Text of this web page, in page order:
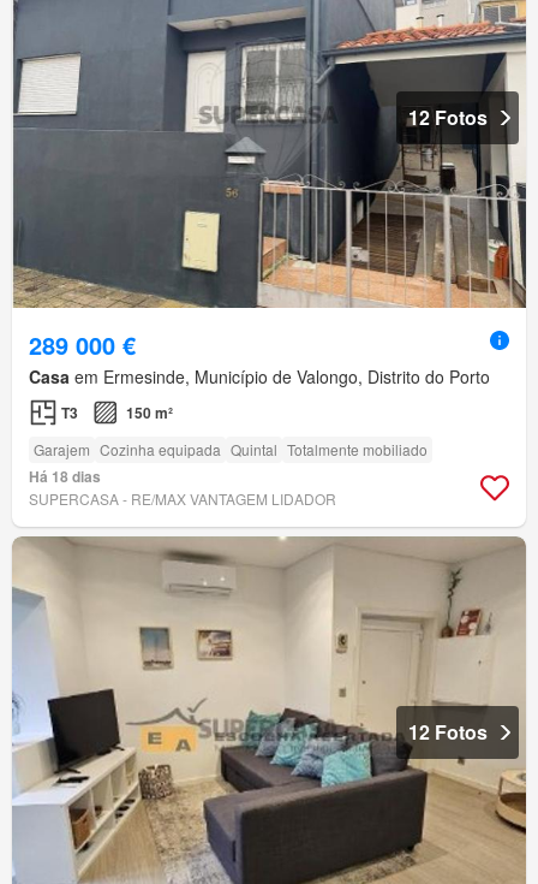
12 Fotos
289 000 €
Casa em Ermesinde, Município de Valongo, Distrito do Porto
T3 150 m²
Garajem Cozinha equipada Quintal Totalmente mobiliado
Há 18 dias
SUPERCASA - RE/MAX VANTAGEM LIDADOR
12 Fotos